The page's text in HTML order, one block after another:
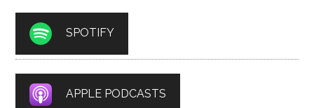
SPOTIFY
APPLE PODCASTS